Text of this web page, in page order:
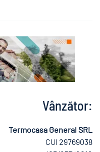
Vânzător:
Termocasa General SRL
CUI 29769038